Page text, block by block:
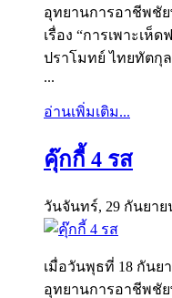
อุทยานการอาชีพชั
เรื่อง “การเพาะเห็
ปราโมทย์ ไทยทัตกุ
...
อ่านเพิ่มเติม...
คุ๊กกี้ 4 รส
วันจันทร์, 29 กันยาย
เมื่อวันพุธที่ 18 กันย
อุทยานการอาชีพชั